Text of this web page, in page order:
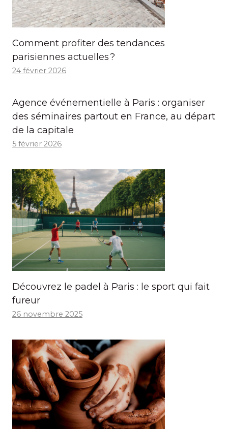
Comment profiter des tendances
parisiennes actuelles ?
24 février 2026
Agence événementielle à Paris : organiser
des séminaires partout en France, au départ
de la capitale
5 février 2026
Découvrez le padel à Paris : le sport qui fait
fureur
26 novembre 2025